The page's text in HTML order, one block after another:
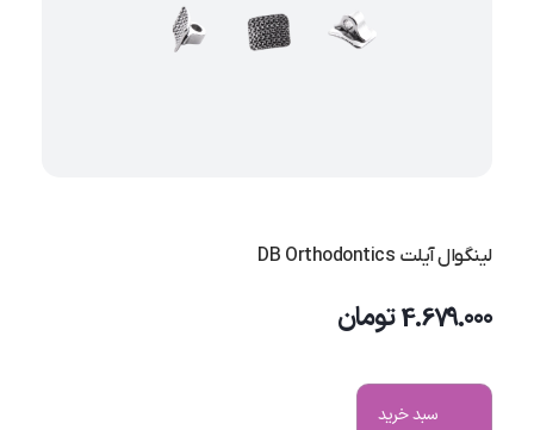
لینگوال آیلت DB Orthodontics
4.679.000تومان
سبد خرید